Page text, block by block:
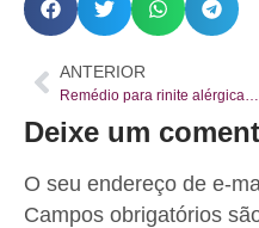
ANTERIOR
Deixe um
O seu endereço de e-
Campos obrigatórios